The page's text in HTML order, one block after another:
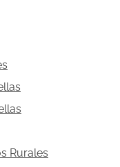
Rurales